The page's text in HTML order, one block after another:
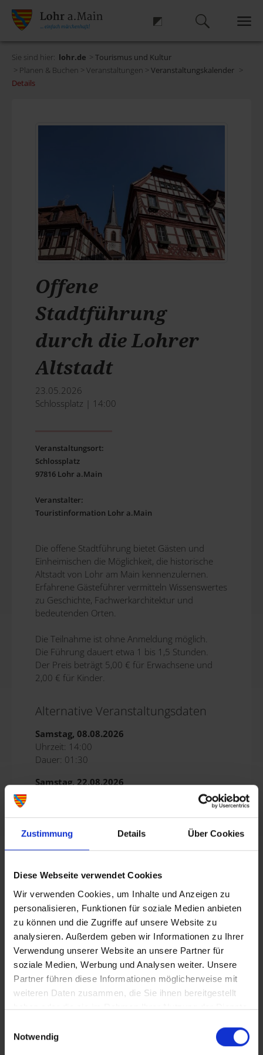
Zustimmung Details Über Cookies
Diese Webseite verwendet Cookies
Wir verwenden Cookies, um Inhalte und Anzeigen zu
personalisieren, Funktionen für soziale Medien anbieten
zu können und die Zugriffe auf unsere Website zu
analysieren. Außerdem geben wir Informationen zu Ihrer
Verwendung unserer Website an unsere Partner für
soziale Medien, Werbung und Analysen weiter. Unsere
Partner führen diese Informationen möglicherweise mit
weiteren Daten zusammen, die Sie ihnen bereitgestellt
haben oder die sie im Rahmen Ihrer Nutzung der Dienste
Notwendig
Sie sind hier: lohr.de > Tourismus und Kultur
> Planen & Buchen > Veranstaltungen > Veranstaltungskalender >
Details
Offene
Stadtführung
durch die Lohrer
Altstadt
23.05.2026
Schlossplatz | 14:00
Veranstaltungsort:
Schlossplatz
97816 Lohr a.Main
Veranstalter:
Touristinformation Lohr a.Main
Die offene Stadtführung bietet Gästen und
Einheimischen die Möglichkeit, die historische
Altstadt von Lohr am Main kennenzulernen.
Erfahrene Gästeführer vermitteln Wissenswertes
zu Geschichte, Fachwerkarchitektur und
bedeutenden Orten.
Die Teilnahme ist ohne Anmeldung möglich.
Die Führung dauert etwa 1 bis 1,5 Stunden.
Der Preis beträgt 5,00 € für Erwachsene und
2,00 € für Kinder.
Alternative Veranstaltungsdaten
Samstag, 08.08.2026
Uhrzeit: 14:00
Dauer: 01:30
Samstag, 22.08.2026
Samstag, 12.09.2026
Samstag, 26.09.2026
Uhrzeit: 14:00
Dauer: 01:30
Samstag, 10.10.2026
Uhrzeit: 14:00
Dauer: 01:30
Samstag, 24.10.2026
Uhrzeit: 14:00